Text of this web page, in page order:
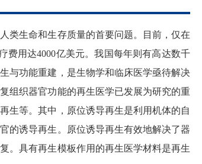
生命和生存质量的首要问题。目前，仅在
费用达4000亿美元。我国每年则有高达数千
与功能重建，是生物学和临床医学亟待解决
组织器官功能的再生医学已发展为研究的重
生等。其中，原位诱导再生是利用机体的自
的诱导再生。原位诱导再生有效地解决了器
。具有再生模板作用的再生医学材料是再生